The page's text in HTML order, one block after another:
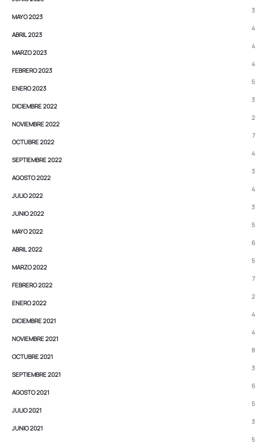
MAYO 2023
3
ABRIL 2023
4
MARZO 2023
4
FEBRERO 2023
4
ENERO 2023
5
DICIEMBRE 2022
3
NOVIEMBRE 2022
2
OCTUBRE 2022
7
SEPTIEMBRE 2022
4
AGOSTO 2022
3
JULIO 2022
4
JUNIO 2022
3
MAYO 2022
5
ABRIL 2022
6
MARZO 2022
5
FEBRERO 2022
7
ENERO 2022
2
DICIEMBRE 2021
4
NOVIEMBRE 2021
4
OCTUBRE 2021
8
SEPTIEMBRE 2021
3
AGOSTO 2021
6
JULIO 2021
5
JUNIO 2021
3
5